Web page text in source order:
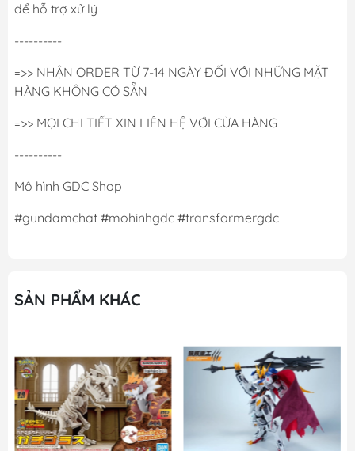
để hỗ trợ xử lý
----------
=>> NHẬN ORDER TỪ 7-14 NGÀY ĐỐI VỚI NHỮNG MẶT
HÀNG KHÔNG CÓ SẴN
=>> MỌI CHI TIẾT XIN LIÊN HỆ VỚI CỬA HÀNG
----------
Mô hình GDC Shop
#gundamchat #mohinhgdc #transformergdc
SẢN PHẨM KHÁC